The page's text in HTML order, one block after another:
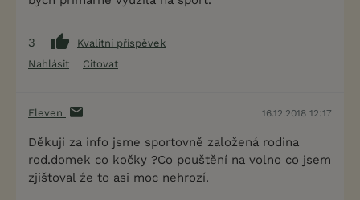
3
Kvalitní příspěvek
Nahlásit
Citovat
Eleven 16.12.2018 12:17
Děkuji za info jsme sportovně založená rodina
rod.domek co kočky ?Co pouštění na volno co jsem
zjištoval źe to asi moc nehrozí.